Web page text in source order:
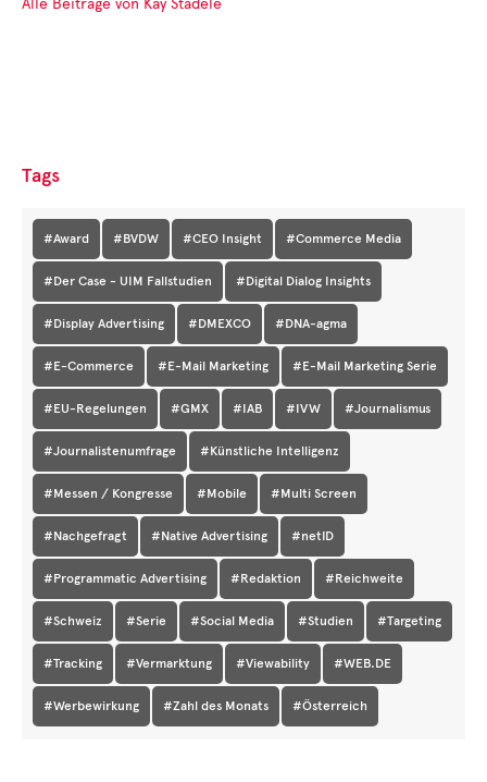
Tags
#Award #BVDW #CEO Insight #Commerce Media
#Der Case - UIM Fallstudien #Digital Dialog Insights
#Display Advertising #DMEXCO #DNA-agma
#E-Commerce #E-Mail Marketing #E-Mail Marketing Serie
#EU-Regelungen #GMX #IAB #IVW #Journalismus
#Journalistenumfrage #Künstliche Intelligenz
#Messen / Kongresse #Mobile #Multi Screen
#Nachgefragt #Native Advertising #netID
#Programmatic Advertising #Redaktion #Reichweite
#Schweiz #Serie #Social Media #Studien #Targeting
#Tracking #Vermarktung #Viewability #WEB.DE
#Werbewirkung #Zahl des Monats #Österreich